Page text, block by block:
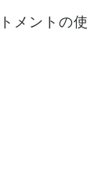
メントの使